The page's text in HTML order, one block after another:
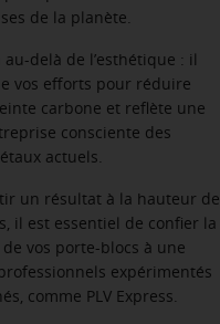
de la planète.
au-delà de l’esthétique : il
vos efforts pour réduire
carbone et reflète une
consciente des
actuels.
un résultat à la hauteur de
il est essentiel de confier la
vos porte-blocs à une
expérimentés
comme PLV Express.